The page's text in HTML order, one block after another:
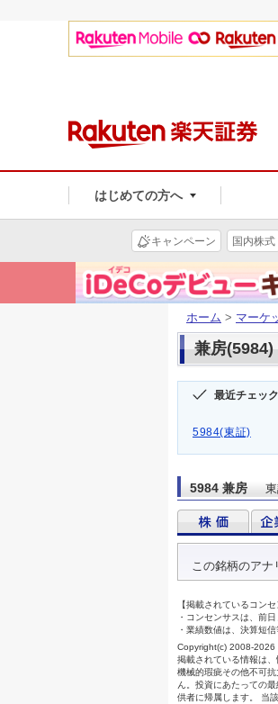
はじめての方へ
キャンペーン 国内株式
ホーム > マーケ
兼房(5984)
最近チェッ
5984(東証)
5984 兼房